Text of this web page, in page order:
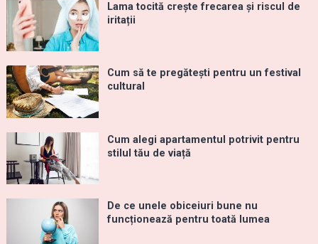
Lama tocită crește frecarea și riscul de
iritații
Cum să te pregătești pentru un festival
cultural
Cum alegi apartamentul potrivit pentru
stilul tău de viață
De ce unele obiceiuri bune nu
funcționează pentru toată lumea